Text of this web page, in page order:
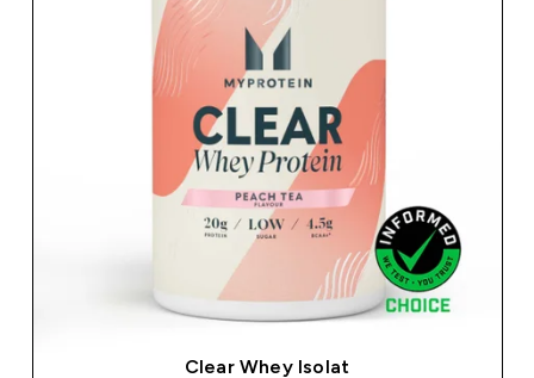
Clear Whey Isolat